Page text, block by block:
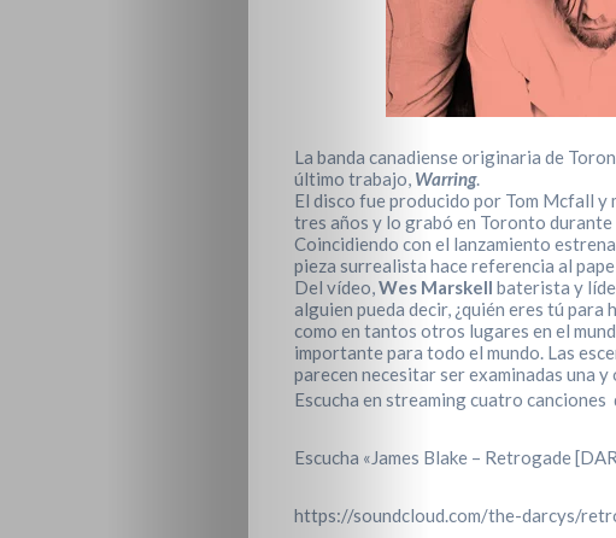
La banda canadiense originaria de
último trabajo, Warring.
El disco fue producido por Tom Mcfall y
tres años y lo grabó en Toronto
Coincidiendo con el lanzamiento
pieza surrealista hace referencia al
Del vídeo,Wes Marskell baterista y
alguien pueda decir, ¿quién eres tú
como en tantos otros lugares en el
importante para todo el mundo. Las
parecen necesitar ser examinadas una y
Escucha en streaming cuatro canciones
Escucha «James Blake – Retrogade
https://soundcloud.com/the-darcys/